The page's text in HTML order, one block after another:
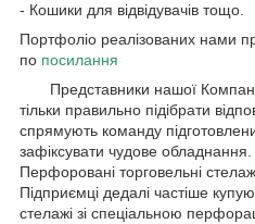
- Кошики для відвідувачів тощо.
Портфоліо реалізованих нами
по посилання
Представники нашої
тільки правильно підібрати
спрямують команду
зафіксувати чудове обладнання.
Перфоровані торговельні
Підприємці дедалі частіше
стелажі зі спеціальною